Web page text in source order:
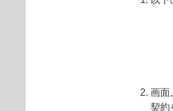
画面
契約